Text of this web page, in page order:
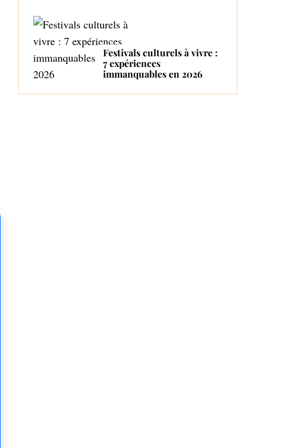
Festivals culturels à vivre :
7 expériences
immanquables en 2026